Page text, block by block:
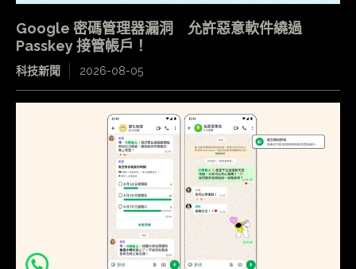
Google 密碼管理器漏洞 允許惡意軟件繞過
Passkey 接管帳戶！
科技新聞 2026-08-05